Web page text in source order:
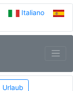
Italiano
Urlaub